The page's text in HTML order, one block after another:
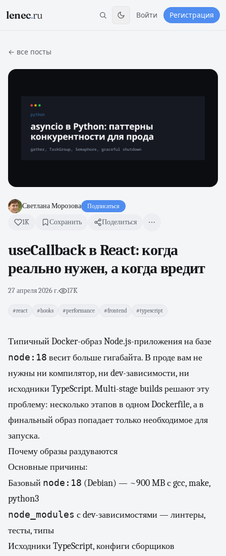
lenec.ru Войти Регистрация
← все посты
Светлана Морозова Подписаться
1K Сохранить Поделиться
useCallback в React: когда
реально нужен, а когда вредит
27 апреля 2026 г.· 17K
#react #hooks #performance #frontend #typescript
Типичный Docker-образ Node.js-приложения на базе
node:18 весит больше гигабайта. В проде вам не
нужны ни компилятор, ни dev-зависимости, ни
исходники TypeScript. Multi-stage builds решают эту
проблему: несколько этапов в одном Dockerfile, а в
финальный образ попадает только необходимое для
запуска.
Почему образы раздуваются
Основные причины:
Базовый node:18 (Debian) — ~900 MB с gcc, make,
python3
node_modules с dev-зависимостями — линтеры,
тесты, типы
Исходники TypeScript, конфиги сборщиков